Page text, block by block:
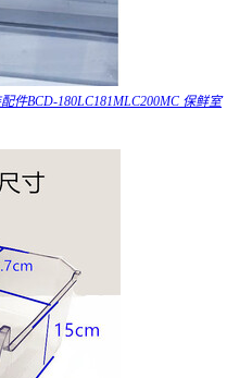
件BCD-180LC181MLC200MC 保鲜室